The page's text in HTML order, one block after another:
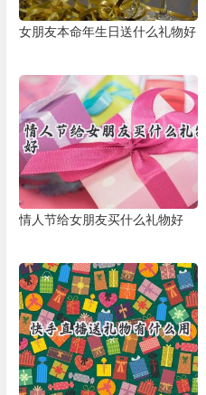
女朋友本命年生日送什么礼物好
情人节给女朋友买什么礼物好